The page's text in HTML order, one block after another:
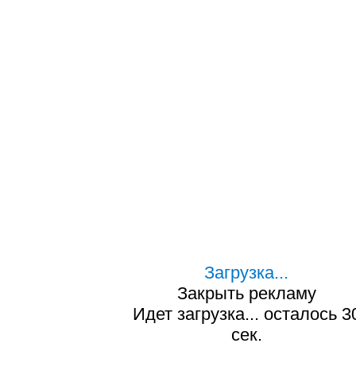
Загрузка...
Закрыть рекламу
Идет загрузка... осталось
сек.